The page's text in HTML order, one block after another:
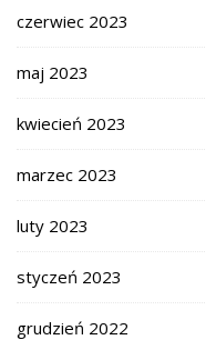
czerwiec 2023
maj 2023
kwiecień 2023
marzec 2023
luty 2023
styczeń 2023
grudzień 2022